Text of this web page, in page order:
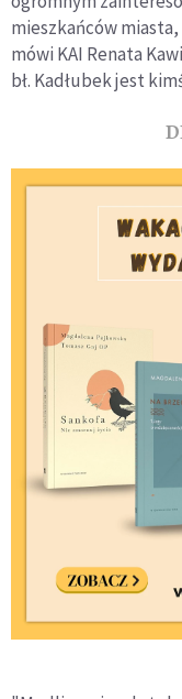
mieszkańców
mówi KAI Renata
bł. Kadłubek jest